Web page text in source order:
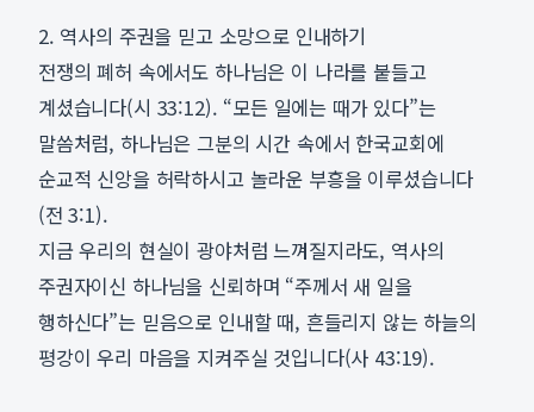
2. 역사의 주권을 믿고 소망으로 인내하기
전쟁의 폐허 속에서도 하나님은 이 나라를 붙들고
계셨습니다(시 33:12). “모든 일에는 때가 있다”는
말씀처럼, 하나님은 그분의 시간 속에서 한국교회에
순교적 신앙을 허락하시고 놀라운 부흥을 이루셨습니다
(전 3:1).
지금 우리의 현실이 광야처럼 느껴질지라도, 역사의
주권자이신 하나님을 신뢰하며 “주께서 새 일을
행하신다”는 믿음으로 인내할 때, 흔들리지 않는 하늘의
평강이 우리 마음을 지켜주실 것입니다(사 43:19).